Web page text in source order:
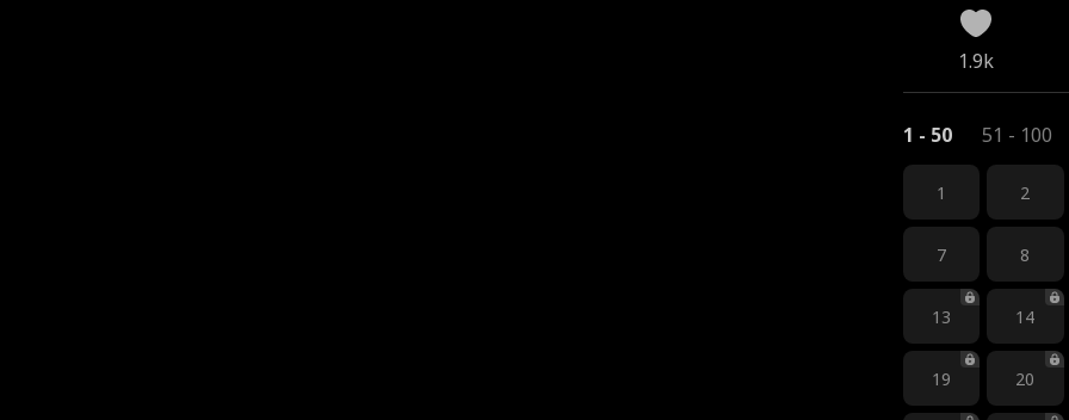
1.9k
1 - 50 51 - 100
1 2
7 8
13 14
19 20